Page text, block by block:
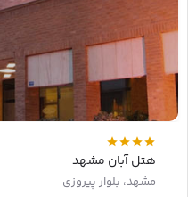
هتل آبان مشهد
مشهد، بلوار پیروزی